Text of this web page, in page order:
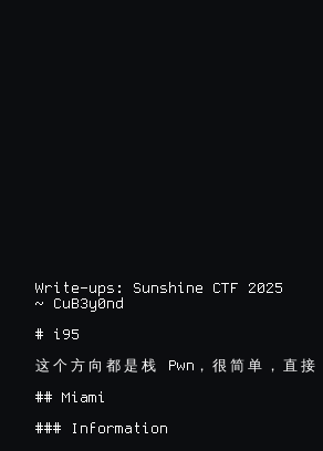
Write-ups: Sunshine CTF 2025
~ CuB3y0nd
# i95
这 个 方 向 都 是 栈 Pwn ， 很 简 单 ， 直 接
## Miami
### Information